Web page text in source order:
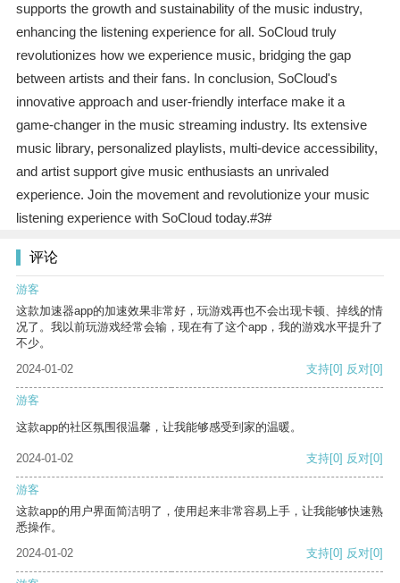
supports the growth and sustainability of the music industry,
enhancing the listening experience for all. SoCloud truly
revolutionizes how we experience music, bridging the gap
between artists and their fans. In conclusion, SoCloud's
innovative approach and user-friendly interface make it a
game-changer in the music streaming industry. Its extensive
music library, personalized playlists, multi-device accessibility,
and artist support give music enthusiasts an unrivaled
experience. Join the movement and revolutionize your music
listening experience with SoCloud today.#3#
评论
游客
这款加速器app的加速效果非常好，玩游戏再也不会出现卡顿、掉线的情
况了。我以前玩游戏经常会输，现在有了这个app，我的游戏水平提升了
不少。
2024-01-02
支持[0] 反对[0]
游客
这款app的社区氛围很温馨，让我能够感受到家的温暖。
2024-01-02 支持[0] 反对[0]
游客
这款app的用户界面简洁明了，使用起来非常容易上手，让我能够快速熟
悉操作。
2024-01-02
支持[0] 反对[0]